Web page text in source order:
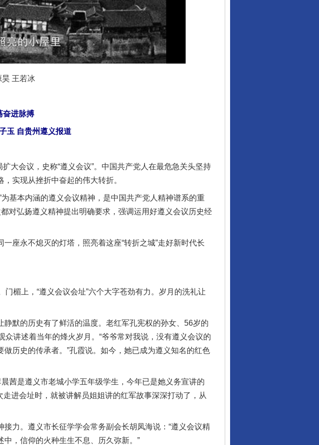
王若冰
奋进脉搏
玉 自贵州遵义报道
会议，史称“遵义会议”。中国共产党人在最危急关头坚持
实现从挫折中奋起的伟大转折。
本内涵的遵义会议精神，是中国共产党人精神谱系的重
对弘扬遵义精神提出明确要求，强调运用好遵义会议历史经
永不熄灭的灯塔，照亮着这座“转折之城”走好新时代长
上，“遵义会议会址”六个大字苍劲有力。岁月的洗礼让
默的历史有了鲜活的温度。老红军孔宪权的孙女、56岁的
讲述着当年的烽火岁月。“爷爷常对我说，没有遵义会议的
历史的传承者。”孔霞说。如今，她已成为遵义知名的红色
是遵义市老城小学五年级学生，今年已是她义务宣讲的
进会址时，就被讲解员姐姐讲的红军故事深深打动了，从
。遵义市长征学学会常务副会长胡凤海说：“遵义会议精
，信仰的火种生生不息、历久弥新。”